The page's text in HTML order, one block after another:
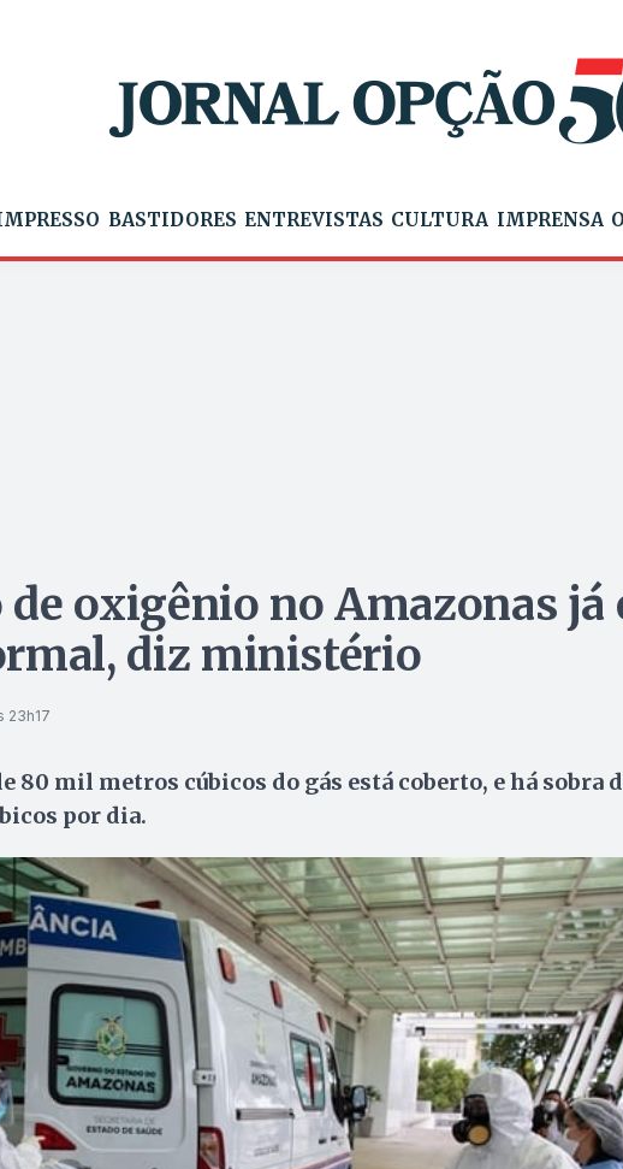
BASTIDORES ENTREVISTAS CULTURA IMPRENSA
oxigênio no Amazonas já
diz ministério
23h17
80 mil metros cúbicos do gás está coberto, e há sobra
por dia.